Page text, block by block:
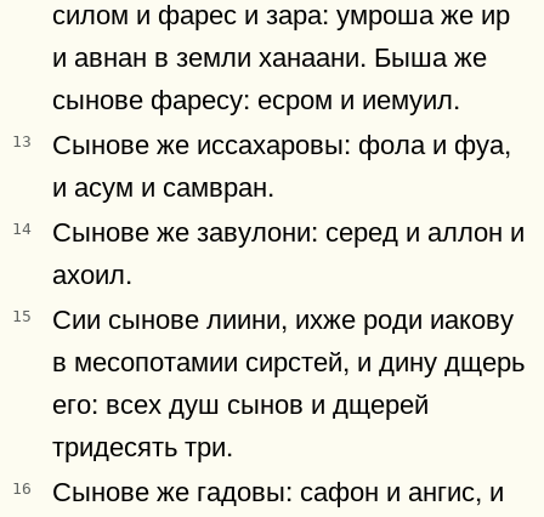
силом и фарес и зара: умроша же ир
и авнан в земли ханаани. Быша же
сынове фаресу: есром и иемуил.
13
Сынове же иссахаровы: фола и фуа,
и асум и самвран.
14
Сынове же завулони: серед и аллон и
ахоил.
15
Сии сынове лиини, ихже роди иакову
в месопотамии сирстей, и дину дщерь
его: всех душ сынов и дщерей
тридесять три.
16
Сынове же гадовы: сафон и ангис, и